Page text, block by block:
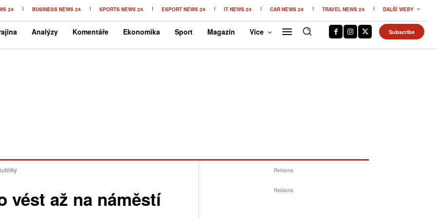
24 BUSINESS NEWS 24 SPORTS NEWS 24 ESPORT NEWS 24 IT NEWS 24 CAR NEWS 24 TRAVEL NEWS 24 DALŠÍ WEBY
Analýzy Komentáře Ekonomika Sport Magazín Více Subscribe
vést až na náměstí
Reklama
Reklama